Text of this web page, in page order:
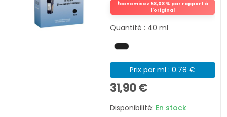
Économisez 58,08 % par rapport à
l'original
Quantité : 40 ml
Prix par ml : 0.78 €
31,90 €
Disponibilité: En stock